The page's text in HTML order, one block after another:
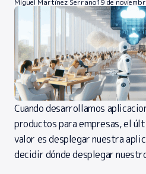
Miguel Martínez Serrano19 de
Cuando desarrollamos
productos para empresas, el
valor es desplegar nuestra
decidir dónde desplegar